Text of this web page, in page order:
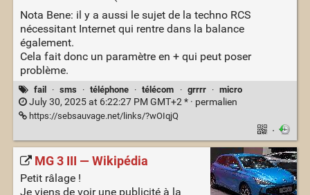
Nota Bene: il y a aussi le sujet de la techno RCS
nécessitant Internet qui rentre dans la balance
également.
Cela fait donc un paramètre en + qui peut poser
problème.
fail · sms · téléphone · télécom · grrrr · micro
July 30, 2025 at 6:22:27 PM GMT+2 * · permalien
https://sebsauvage.net/links/?wOIqjQ
·
MG 3 III — Wikipédia
Petit râlage !
Je viens de voir une publicité à la